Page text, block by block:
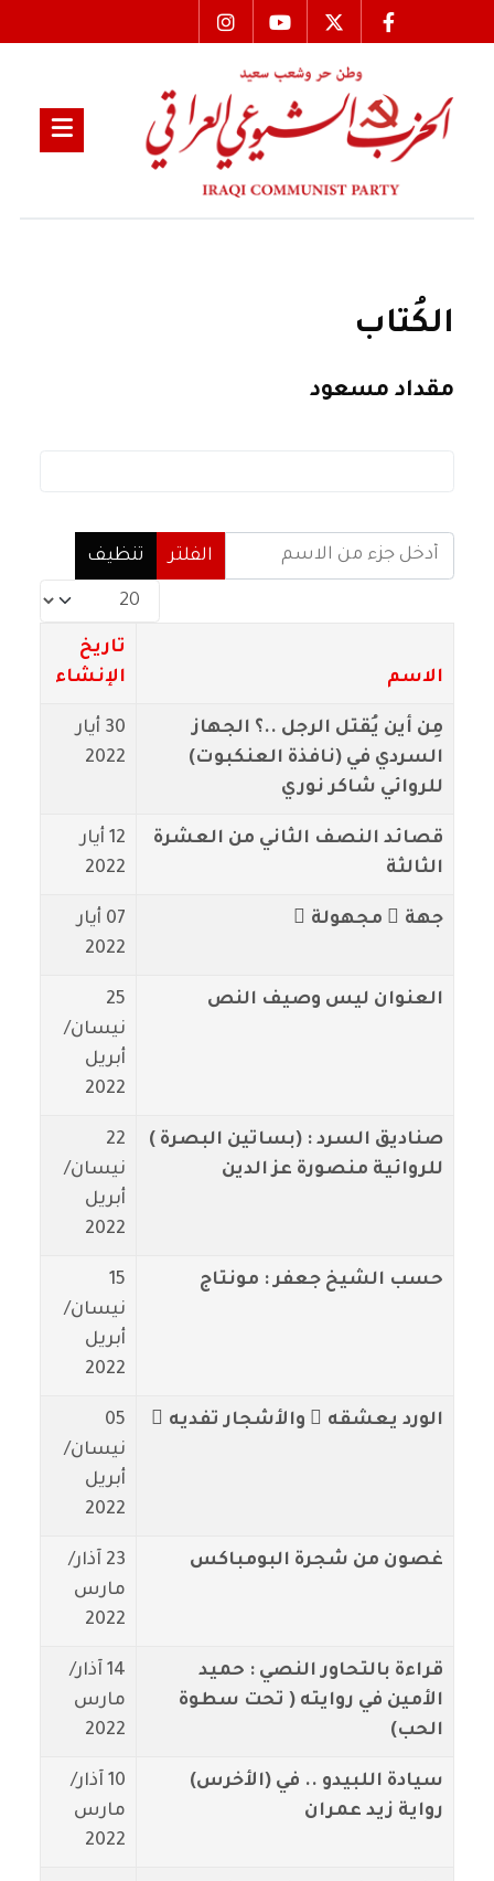
الكُتاب
مقداد مسعود
أدخل جزء من الاسم
الفلتر
تنظيف
عدد الإظهارات:
الاسم
تاريخ
الإنشاء
مِن أين يُقتل الرجل ..؟ الجهاز
السردي في (نافذة العنكبوت)
للروائي شاكر نوري
30 أيار
2022
قصائد النصف الثاني من العشرة
الثالثة
12 أيار
2022
جهة ٌ مجهولة ٌ
07 أيار
2022
العنوان ليس وصيف النص
25
نيسان/
أبريل
2022
صناديق السرد : (بساتين البصرة )
للروائية منصورة عز الدين
22
نيسان/
أبريل
2022
حسب الشيخ جعفر : مونتاج
15
نيسان/
أبريل
2022
الورد يعشقه ُ والأشجار تفديه ِ
05
نيسان/
أبريل
2022
غصون من شجرة البومباكس
23 آذار/
مارس
2022
قراءة بالتحاور النصي : حميد
الأمين في روايته ( تحت سطوة
الحب)
14 آذار/
مارس
2022
سيادة اللبيدو .. في (الأخرس)
رواية زيد عمران
10 آذار/
مارس
2022